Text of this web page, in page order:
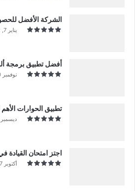
الشركة الأفضل
يناير 7, 2022
أفضل تطبيق برمجة
نوفمبر 30, 2021
تطبيق الحوارات الأهم
ديسمبر 15, 2021
اجتز امتحان القيادة في
أكتوبر 27, 2021